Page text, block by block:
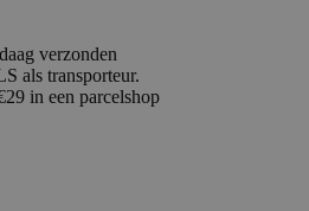
verzonden
als transporteur.
in een parcelshop